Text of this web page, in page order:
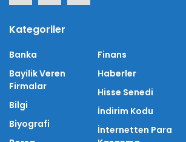
Kategoriler
Banka
Bayilik Veren
Firmalar
Bilgi
Biyografi
Finans
Haberler
Hisse Senedi
İndirim Kodu
İnternetten Para